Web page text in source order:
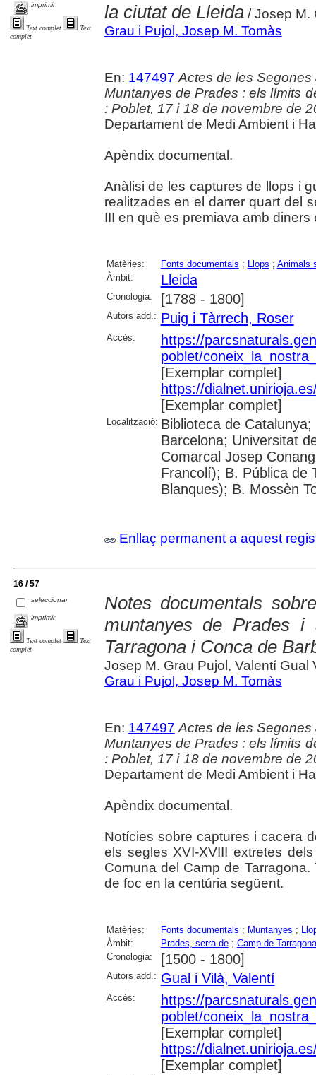
imprimir
Text complet
Text
complet
la ciutat de Lleida/ Josep M.
Grau i Pujol, Josep M. Tomàs
En: 147497 Actes de les
Muntanyes de Prades : els límits
: Poblet, 17 i 18 de novembre de
Departament de Medi Ambient i
Apèndix documental.
Anàlisi de les captures de llops i
realitzades en el darrer quart del
III en què es premiava amb
Matèries: Fonts documentals ; Llops ; Animals
Àmbit:
Lleida
Cronologia: [1788 - 1800]
Autors add.: Puig i Tàrrech, Roser
Accés:
https://
poblet/
[Exemplar complet]
https://
[Exemplar complet]
Localització: Biblioteca de
Barcelona; Universitat
Comarcal Josep
Francolí); B. Pública de
Blanques); B. Mossèn
Enllaç permanent a aquest
16 / 57
seleccionar
imprimir
Text complet
Text
complet
Notes documentals
muntanyes de Prades
Tarragona i Conca de
Josep M. Grau Pujol, Valentí Gual
Grau i Pujol, Josep M. Tomàs
En: 147497 Actes de les
Muntanyes de Prades : els límits
: Poblet, 17 i 18 de novembre de
Departament de Medi Ambient i
Apèndix documental.
Notícies sobre captures i cacera
els segles XVI-XVIII extretes
Comuna del Camp de
de foc en la centúria següent.
Matèries: Fonts documentals ; Muntanyes ;
Àmbit:
Prades, serra de; Camp de Tarragona
Cronologia:
[1500 - 1800]
Autors add.: Gual i Vilà, Valentí
Accés:
https://
poblet/
[Exemplar complet]
https://
[Exemplar complet]